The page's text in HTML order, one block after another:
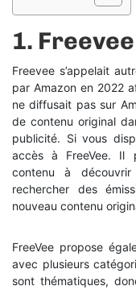
1. Freevee
Freevee s’appelait
par Amazon en 2022
ne diffusait pas sur
de contenu original
publicité. Si vous
accès à FreeVee. Il
contenu à
rechercher des
nouveau contenu
FreeVee propose
avec plusieurs
sont thématiques,